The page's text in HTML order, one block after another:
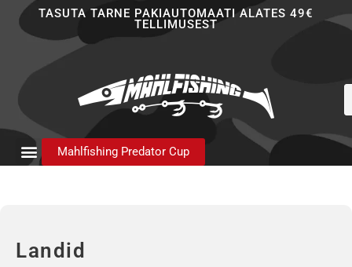
TASUTA TARNE PAKIAUTOMAATI ALATES 49€
TELLIMUSEST
Mahlfishing Predator Cup
Landid